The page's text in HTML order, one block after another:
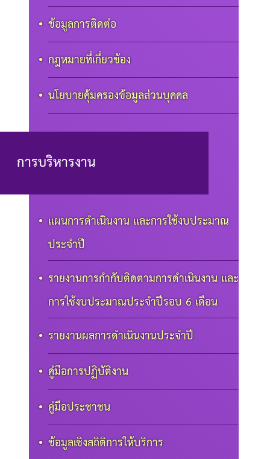
ข้อมูลการติดต่อ
กฎหมายที่เกี่ยวข้อง
นโยบายคุ้มครองข้อมูลส่วนบุคคล
การบริหารงาน
แผนการดำเนินงาน และการใช้งบประมาณ
ประจำปี
รายงานการกำกับติดตามการดำเนินงาน และ
การใช้งบประมาณประจำปีรอบ 6 เดือน
รายงานผลการดำเนินงานประจำปี
คู่มือการปฏิบัติงาน
คู่มือประชาชน
ข้อมูลเชิงสถิติการให้บริการ